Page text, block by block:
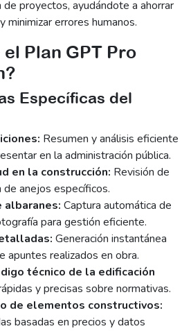
proyectos, ayudándote a ahorrar
minimizar errores humanos.
Plan GPT Pro
Específicas del
Resumen y análisis eficiente
en la administración pública.
en la construcción: Revisión de
de anejos específicos.
albaranes: Captura automática de
para gestión eficiente.
Generación instantánea
apuntes realizados en obra.
técnico de la edificación
y precisas sobre normativas.
de elementos constructivos:
basadas en precios y datos